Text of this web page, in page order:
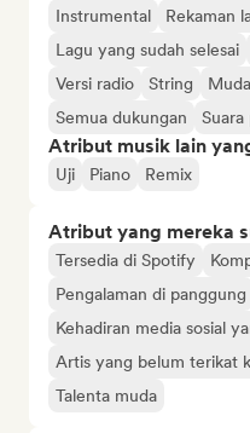
Instrumental Rekaman
Lagu yang sudah selesai
Versi radio
String
Semua dukungan
Suara
Atribut musik lain
Uji Piano Remix
Atribut yang mereka
Tersedia di Spotify
Pengalaman di panggung
Kehadiran media sosial
Artis yang belum terikat
Talenta muda